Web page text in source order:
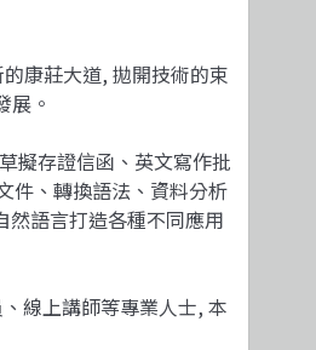
康莊大道, 拋開技術的束
展。
擬存證信函、英文寫作批
件、轉換語法、資料分析
然語言打造各種不同應用
線上講師等專業人士, 本